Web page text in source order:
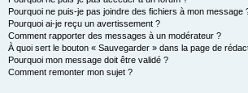
Pourquoi ne puis-je pas joindre des fichiers à mon message
Pourquoi ai-je reçu un avertissement ?
Comment rapporter des messages à un modérateur ?
À quoi sert le bouton « Sauvegarder » dans la page de
Pourquoi mon message doit être validé ?
Comment remonter mon sujet ?